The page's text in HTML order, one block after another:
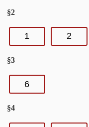
§2
1 2
§3
6
§4